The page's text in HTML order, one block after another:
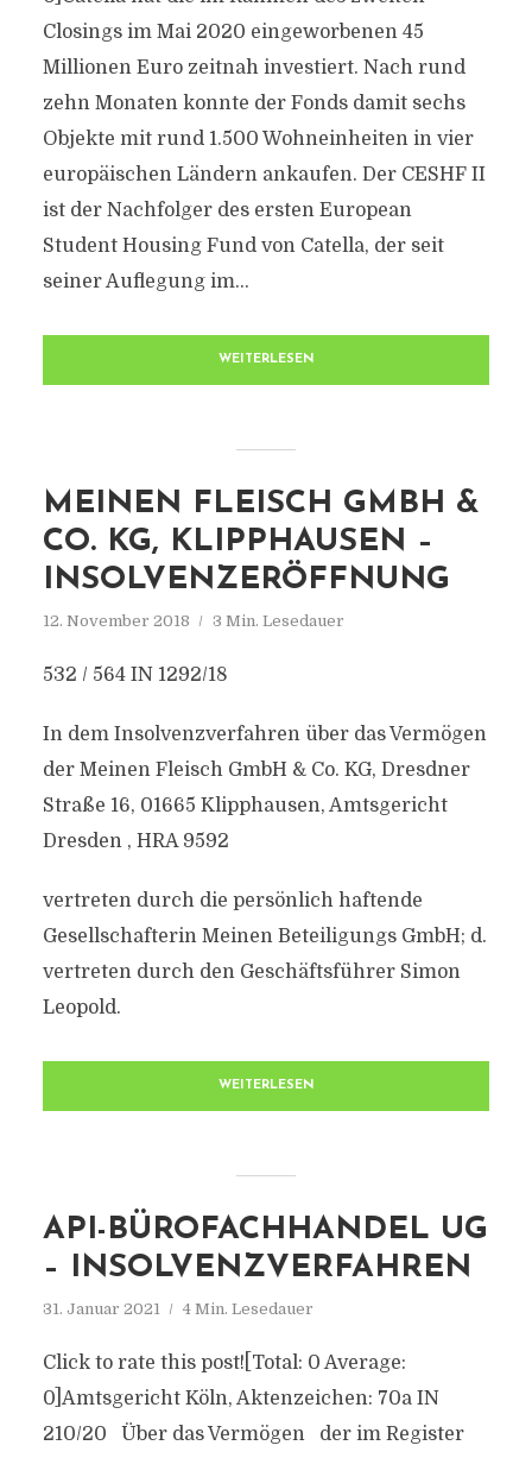
Closings im Mai 2020 eingeworbenen 45
Millionen Euro zeitnah investiert. Nach rund
zehn Monaten konnte der Fonds damit sechs
Objekte mit rund 1.500 Wohneinheiten in vier
europäischen Ländern ankaufen. Der CESHF II
ist der Nachfolger des ersten European
Student Housing Fund von Catella, der seit
seiner Auflegung im...
WEITERLESEN
MEINEN FLEISCH GMBH &
CO. KG, KLIPPHAUSEN –
INSOLVENZERÖFFNUNG
12. November 2018 3 Min. Lesedauer
532 / 564 IN 1292/18
In dem Insolvenzverfahren über das Vermögen
der Meinen Fleisch GmbH & Co. KG, Dresdner
Straße 16, 01665 Klipphausen, Amtsgericht
Dresden , HRA 9592
vertreten durch die persönlich haftende
Gesellschafterin Meinen Beteiligungs GmbH; d.
vertreten durch den Geschäftsführer Simon
Leopold.
WEITERLESEN
API-BÜROFACHHANDEL UG
– INSOLVENZVERFAHREN
31. Januar 2021 4 Min. Lesedauer
Click to rate this post![Total: 0 Average:
0]Amtsgericht Köln, Aktenzeichen: 70a IN
210/20 Über das Vermögen der im Register